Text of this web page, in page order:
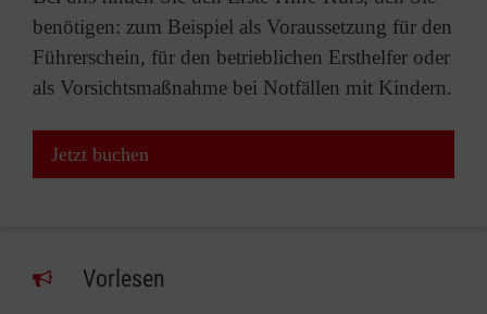
benötigen: zum Beispiel als Voraussetzung für den
Führerschein, für den betrieblichen Ersthelfer oder
als Vorsichtsmaßnahme bei Notfällen mit Kindern.
Jetzt buchen
Vorlesen